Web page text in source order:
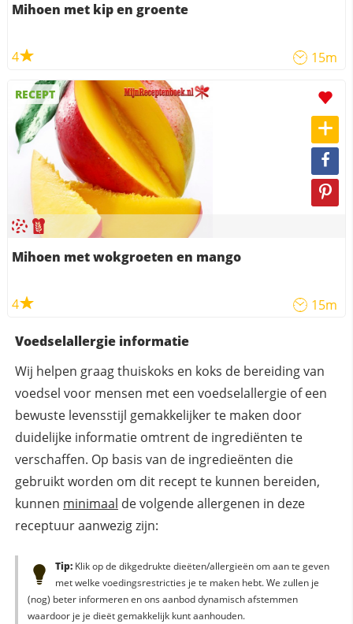
Mihoen met kip en groente
4 15m
RECEPT
Mihoen met wokgroeten en mango
4 15m
Voedselallergie informatie
Wij helpen graag thuiskoks en koks de bereiding van
voedsel voor mensen met een voedselallergie of een
bewuste levensstijl gemakkelijker te maken door
duidelijke informatie omtrent de ingrediënten te
verschaffen. Op basis van de ingredieënten die
gebruikt worden om dit recept te kunnen bereiden,
kunnen minimaal de volgende allergenen in deze
receptuur aanwezig zijn:
Tip:Klik op de dikgedrukte dieëten/allergieën om aan te geven
met welke voedingsrestricties je te maken hebt. We zullen je
(nog) beter informeren en ons aanbod dynamisch afstemmen
waardoor je je dieët gemakkelijk kunt aanhouden.